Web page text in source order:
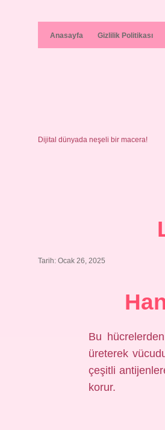
Anasayfa Gizlilik Politikası
Dijital dünyada neşeli bir macera!
Tarih: Ocak 26, 2025
Bu
üreterek
çeşitli
korur.